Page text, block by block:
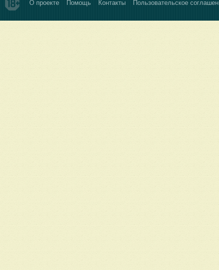
О проекте Помощь Контакты Пользовательское